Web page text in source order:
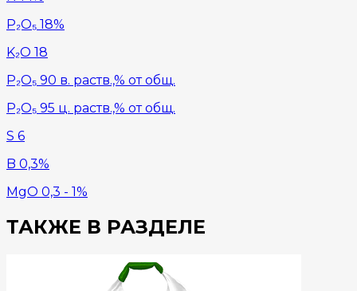
P₂O₅ 18%
K₂O 18
P₂O₅ 90 в. раств.,% от общ.
P₂O₅ 95 ц. раств.,% от общ.
S 6
B 0,3%
MgO 0,3 - 1%
ТАКЖЕ В РАЗДЕЛЕ